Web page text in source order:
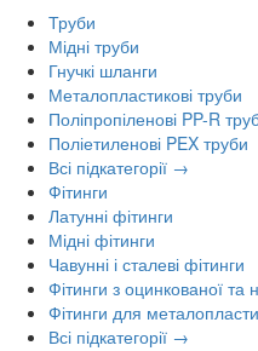
Труби
Мідні труби
Гнучкі шланги
Металопластикові труби
Поліпропіленові PP-R
Поліетиленові PEX труби
Всі підкатегорії →
Фітинги
Латунні фітинги
Мідні фітинги
Чавунні і сталеві фітинги
Фітинги з оцинкованої та
Фітинги для
Всі підкатегорії →